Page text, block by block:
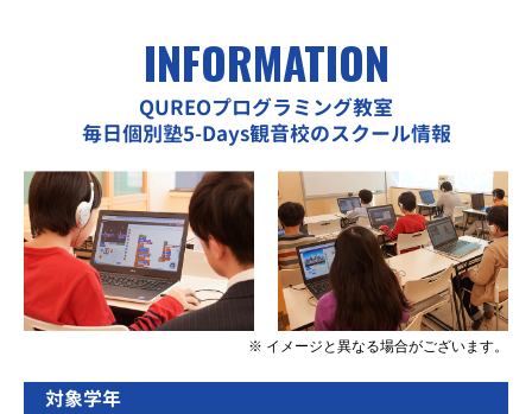
INFORMATION
QUREOプログラミング教室
毎日個別塾5-Days観音校のスクール情報
※ イメージと異なる場合がございます。
対象学年